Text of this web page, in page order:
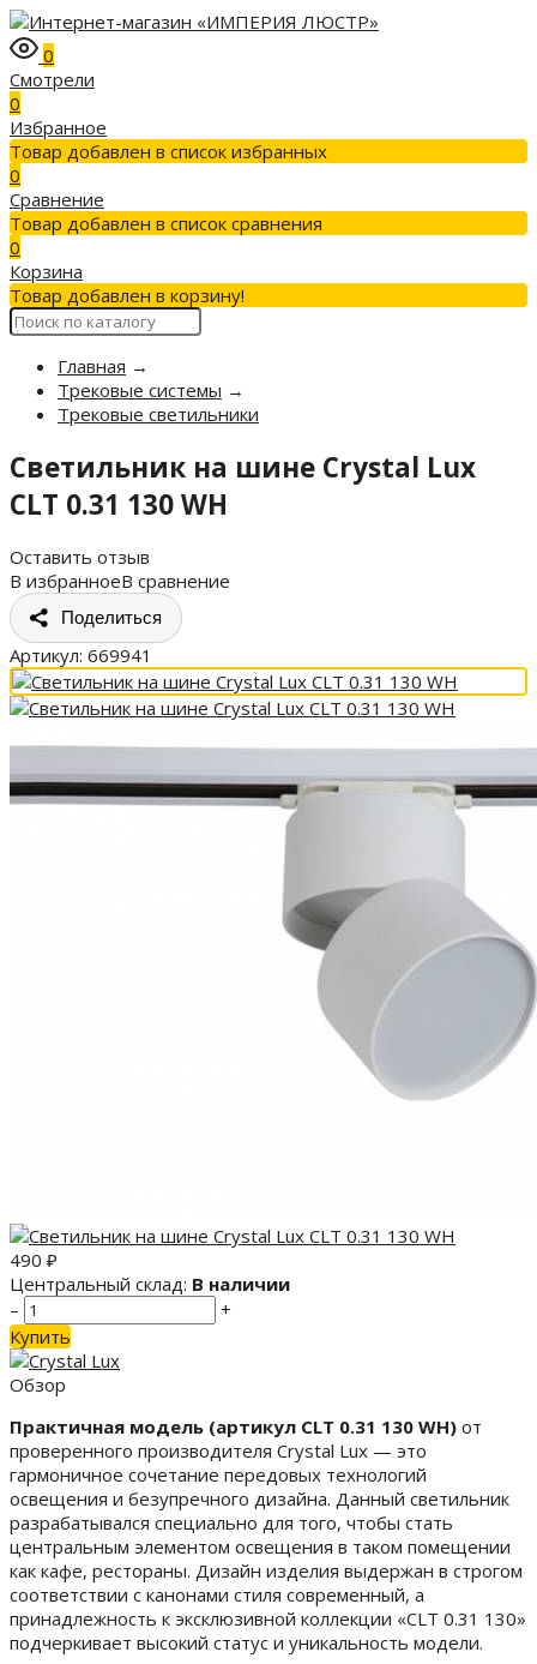
0
Смотрели
0
Избранное
Товар добавлен в список избранных
0
Сравнение
Товар добавлен в список сравнения
0
Корзина
Товар добавлен в корзину!
Главная →
Трековые системы →
Трековые светильники
Светильник на шине Crystal Lux
CLT 0.31 130 WH
Оставить отзыв
В избранноеВ сравнение
Поделиться
Артикул: 669941
490 ₽
Центральный склад: В наличии
–
+
Купить
Обзор
Практичная модель (артикул CLT 0.31 130 WH) от
проверенного производителя Crystal Lux — это
гармоничное сочетание передовых технологий
освещения и безупречного дизайна. Данный светильник
разрабатывался специально для того, чтобы стать
центральным элементом освещения в таком помещении
как кафе, рестораны. Дизайн изделия выдержан в строгом
соответствии с канонами стиля современный, а
принадлежность к эксклюзивной коллекции «CLT 0.31 130»
подчеркивает высокий статус и уникальность модели.